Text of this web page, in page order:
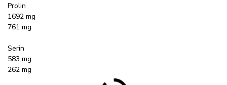
Prolin
1692 mg
761 mg
Serin
583 mg
262 mg